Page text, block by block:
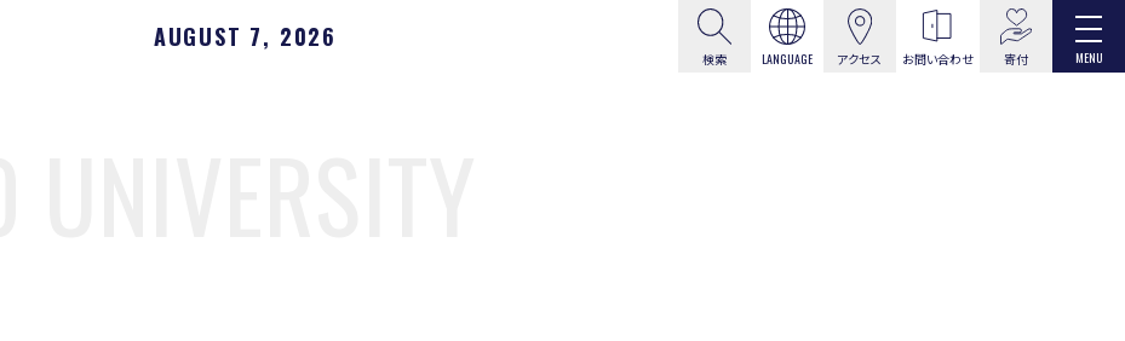
AUGUST 7, 2026
検索 LANGUAGE アクセス お問い合わせ 寄付 MENU